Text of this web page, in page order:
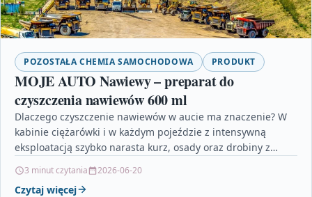
POZOSTAŁA CHEMIA SAMOCHODOWA PRODUKT
MOJE AUTO Nawiewy – preparat do
czyszczenia nawiewów 600 ml
Dlaczego czyszczenie nawiewów w aucie ma znaczenie? W
kabinie ciężarówki i w każdym pojeździe z intensywną
eksploatacją szybko narasta kurz, osady oraz drobiny z…
3 minut czytania 2026-06-20
Czytaj więcej